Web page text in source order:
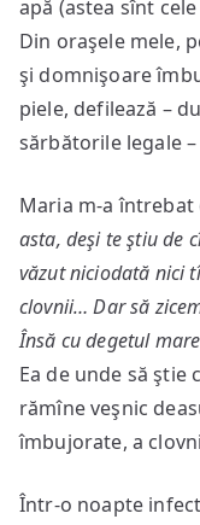
apă (astea sînt
Din oraşele mele,
şi domnişoare
piele, defilează –
sărbătorile legale
Maria m-a întrebat
asta, deşi te ştiu de
văzut niciodată nici
clovnii… Dar să
Însă cu degetul
Ea de unde să ştie
rămîne veşnic
îmbujorate, a
Într-o noapte